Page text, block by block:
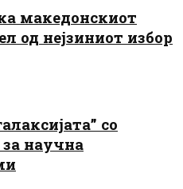
македонскиот
од нејзиниот избор
со
научна